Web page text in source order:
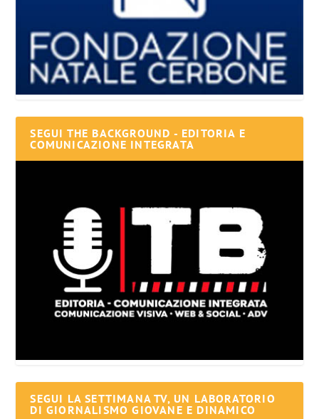
SEGUI THE BACKGROUND - EDITORIA E
COMUNICAZIONE INTEGRATA
SEGUI LA SETTIMANA TV, UN LABORATORIO
DI GIORNALISMO GIOVANE E DINAMICO